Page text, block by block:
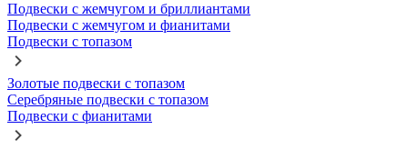
Подвески с жемчугом и бриллиантами
Подвески с жемчугом и фианитами
Подвески с топазом
Золотые подвески с топазом
Серебряные подвески с топазом
Подвески с фианитами